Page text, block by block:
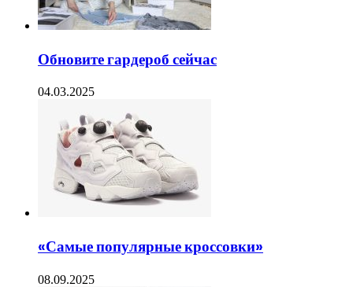
Обновите гардероб сейчас
04.03.2025
«Самые популярные кроссовки»
08.09.2025